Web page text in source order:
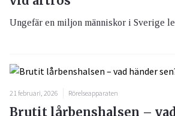
Ungefär en miljon människor i Sverige
21 februari, 2026 Rörelseapparaten
Brutit lårbenshalsen –